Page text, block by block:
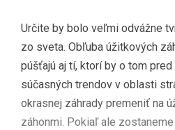
Určite by bolo veľmi odvážne
zo sveta. Obľuba úžitkových
púšťajú aj tí, ktorí by o tom
súčasných trendov v oblasti
okrasnej záhrady premeniť na
záhonmi. Pokiaľ ale